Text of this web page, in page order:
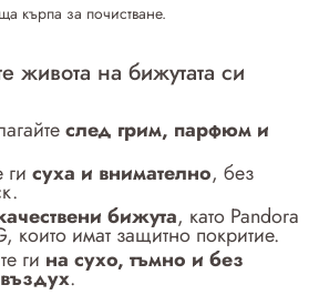
кърпа за почистване.
живота на бижутата си
след грим, парфюм и
ги суха и внимателно, без
бижута, като Pandora
които имат защитно покритие.
ги на сухо, тъмно и без
.